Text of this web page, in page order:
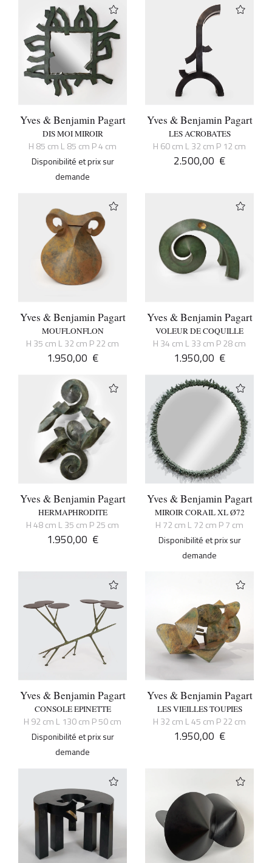
Yves & Benjamin Pagart
DIS MOI MIROIR
H 85 cm L 85 cm P 4 cm
Disponibilité et prix sur
demande
Yves & Benjamin Pagart
LES ACROBATES
H 60 cm L 32 cm P 12 cm
2.500,00 €
Yves & Benjamin Pagart
MOUFLONFLON
H 35 cm L 32 cm P 22 cm
1.950,00 €
Yves & Benjamin Pagart
VOLEUR DE COQUILLE
H 34 cm L 33 cm P 28 cm
1.950,00 €
Yves & Benjamin Pagart
HERMAPHRODITE
H 48 cm L 35 cm P 25 cm
1.950,00 €
Yves & Benjamin Pagart
MIROIR CORAIL XL Ø72
H 72 cm L 72 cm P 7 cm
Disponibilité et prix sur
demande
Yves & Benjamin Pagart
CONSOLE EPINETTE
H 92 cm L 130 cm P 50 cm
Disponibilité et prix sur
demande
Yves & Benjamin Pagart
LES VIEILLES TOUPIES
H 32 cm L 45 cm P 22 cm
1.950,00 €